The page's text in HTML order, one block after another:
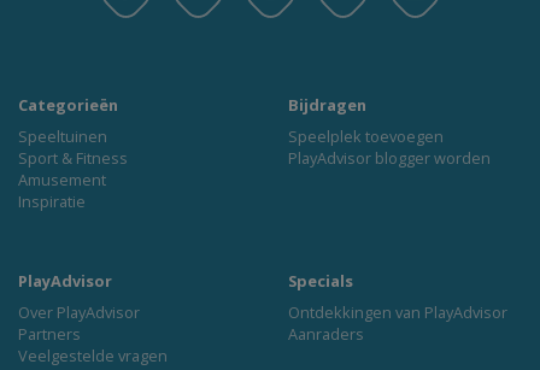
Categorieën
Speeltuinen
Sport & Fitness
Amusement
Inspiratie
Bijdragen
Speelplek toevoegen
PlayAdvisor blogger worden
PlayAdvisor
Over PlayAdvisor
Partners
Veelgestelde vragen
Specials
Ontdekkingen van PlayAdvisor
Aanraders